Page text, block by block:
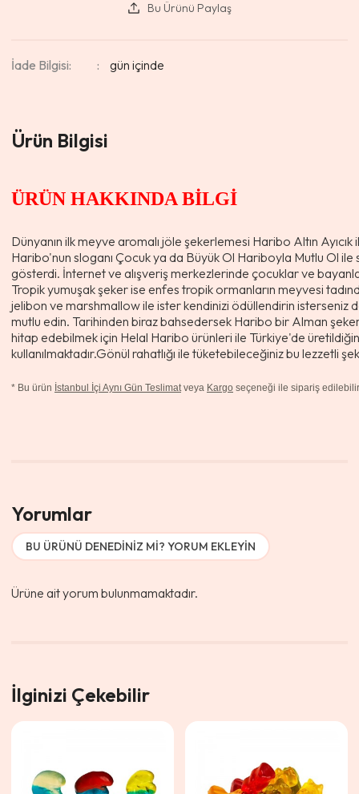
Bu Ürünü Paylaş
İade Bilgisi:
Ürün Bilgisi
ÜRÜN HAKKINDA BİLGİ
Dünyanın ilk meyve aromalı jöle şekerlemesi Haribo Altın
Haribo'nun sloganı Çocuk ya da Büyük Ol Hariboyla Mutlu Ol
gösterdi. İnternet ve alışveriş merkezlerinde çocuklar ve
Tropik yumuşak şeker ise enfes tropik ormanların meyvesi
jelibon ve marshmallow ile ister kendinizi ödüllendirin isterseniz
mutlu edin. Tarihinden biraz bahsedersek Haribo bir Alman
hitap edebilmek için Helal Haribo ürünleri ile Türkiye'de
kullanılmaktadır.Gönül rahatlığı ile tüketebileceğiniz bu lezzetli
* Bu ürün İstanbul İçi Aynı Gün Teslimatveya Kargo seçeneği ile sipariş
Yorumlar
BU ÜRÜNÜ DENEDINIZ MI? YORUM EKLEYIN
Ürüne ait yorum bulunmamaktadır.
İlginizi Çekebilir